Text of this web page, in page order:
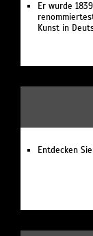
Er wurde
Kunst in
Entdecken